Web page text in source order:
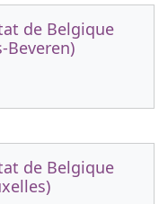
de Belgique
Beveren)
de Belgique